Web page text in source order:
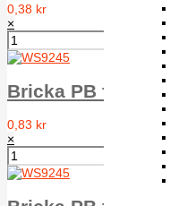
0,38 kr
×
Bricka PB för
0,83 kr
×